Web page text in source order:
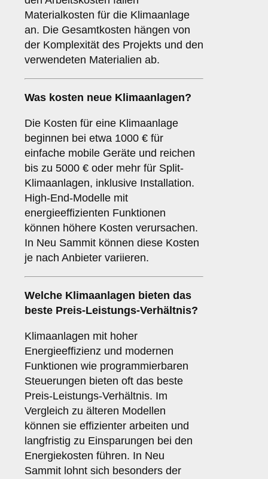
Materialkosten für die Klimaanlage
an. Die Gesamtkosten hängen von
der Komplexität des Projekts und den
verwendeten Materialien ab.
Was kosten neue Klimaanlagen?
Die Kosten für eine Klimaanlage
beginnen bei etwa 1000 € für
einfache mobile Geräte und reichen
bis zu 5000 € oder mehr für Split-
Klimaanlagen, inklusive Installation.
High-End-Modelle mit
energieeffizienten Funktionen
können höhere Kosten verursachen.
In Neu Sammit können diese Kosten
je nach Anbieter variieren.
Welche Klimaanlagen bieten das
beste Preis-Leistungs-Verhältnis?
Klimaanlagen mit hoher
Energieeffizienz und modernen
Funktionen wie programmierbaren
Steuerungen bieten oft das beste
Preis-Leistungs-Verhältnis. Im
Vergleich zu älteren Modellen
können sie effizienter arbeiten und
langfristig zu Einsparungen bei den
Energiekosten führen. In Neu
Sammit lohnt sich besonders der